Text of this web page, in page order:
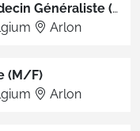
Assistant Libre (Triple 0) ou Médecin Généraliste (M/F)
Arlon
(M/F)
Arlon